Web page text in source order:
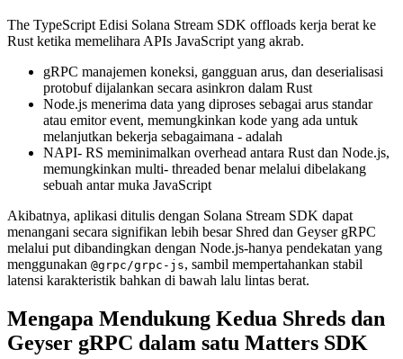
The TypeScript Edisi Solana Stream SDK offloads kerja berat ke
Rust ketika memelihara APIs JavaScript yang akrab.
gRPC manajemen koneksi, gangguan arus, dan deserialisasi
protobuf dijalankan secara asinkron dalam Rust
Node.js menerima data yang diproses sebagai arus standar
atau emitor event, memungkinkan kode yang ada untuk
melanjutkan bekerja sebagaimana - adalah
NAPI- RS meminimalkan overhead antara Rust dan Node.js,
memungkinkan multi- threaded benar melalui dibelakang
sebuah antar muka JavaScript
Akibatnya, aplikasi ditulis dengan Solana Stream SDK dapat
menangani secara signifikan lebih besar Shred dan Geyser gRPC
melalui put dibandingkan dengan Node.js-hanya pendekatan yang
menggunakan @grpc/grpc-js, sambil mempertahankan stabil
latensi karakteristik bahkan di bawah lalu lintas berat.
Mengapa Mendukung Kedua Shreds dan
Geyser gRPC dalam satu Matters SDK